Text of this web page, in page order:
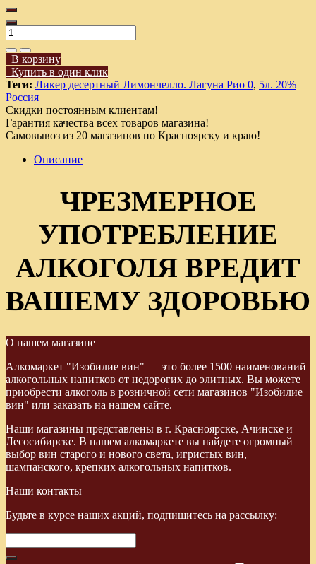
В корзину
Купить в один клик
Теги: Ликер десертный Лимончелло. Лагуна Рио 0, 5л. 20%
Россия
Скидки постоянным клиентам!
Гарантия качества всех товаров магазина!
Самовывоз из 20 магазинов по Красноярску и краю!
Описание
ЧРЕЗМЕРНОЕ
УПОТРЕБЛЕНИЕ
АЛКОГОЛЯ ВРЕДИТ
ВАШЕМУ ЗДОРОВЬЮ
О нашем магазине
Алкомаркет "Изобилие вин" — это более 1500 наименований
алкогольных напитков от недорогих до элитных. Вы можете
приобрести алкоголь в розничной сети магазинов "Изобилие
вин" или заказать на нашем сайте.
Наши магазины представлены в г. Красноярске, Ачинске и
Лесосибирске. В нашем алкомаркете вы найдете огромный
выбор вин старого и нового света, игристых вин,
шампанского, крепких алкогольных напитков.
Наши контакты
Будьте в курсе наших акций, подпишитесь на рассылку: